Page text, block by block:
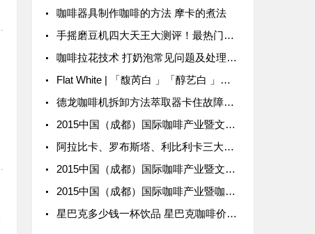
咖啡器具制作咖啡的方法 摩卡的煮法
手摇磨豆机四大天王大测评！最热门的四款咖啡手磨研磨性能对比
咖啡拉花技术 打奶泡常见问题及处理方法
Flat White | 「馥芮白 」「醇艺白 」「澳瑞白」的区别？
德龙咖啡机拆卸方法萃取器卡住故障灯图解
2015中国（成都）国际咖啡产业暨文化博览会
阿拉比卡、罗布斯塔、利比利卡三大咖啡豆品种种类风味口感特点区别 如何分辨阿拉比卡和罗豆
2015中国（成都）国际咖啡产业暨文化博览会 招商版
2015中国（成都）国际咖啡产业暨咖啡文化博览会展览会 开启招商
星巴克多少钱一杯饮品 星巴克咖啡价格表看哪款饮品价格最高